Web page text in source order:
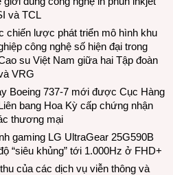
và TCL
chiến lược phát triển mô hình khu
công nghệ số hiện đại trong
su Việt Nam giữa hai Tập đoàn
VRG
Boeing 737-7 mới được Cục Hàng
bang Hoa Kỳ cấp chứng nhận
thương mại
gaming LG UltraGear 25G590B
“siêu khủng” tới 1.000Hz ở FHD+
của các dịch vụ viễn thông và